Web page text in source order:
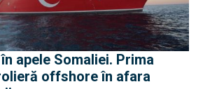
apele Somaliei. Prima
offshore în afara